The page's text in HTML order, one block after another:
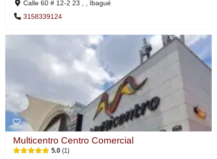
Calle 60 # 12-2 23 , , Ibagué
3158339124
Multicentro Centro Comercial
5.0 1